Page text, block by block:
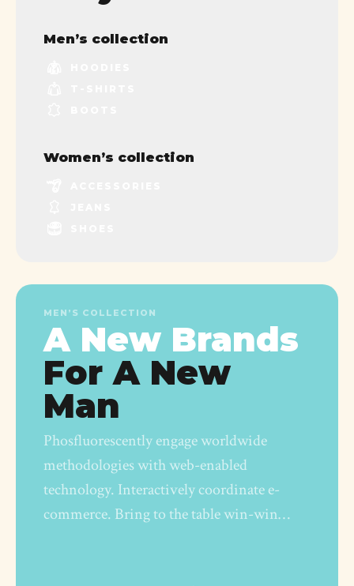
Men’s collection
Women’s collection
MEN’S COLLECTION
A New Brands
For A New
Man
Phosfluorescently engage worldwide
methodologies with web-enabled
technology. Interactively coordinate e-
commerce. Bring to the table win-win